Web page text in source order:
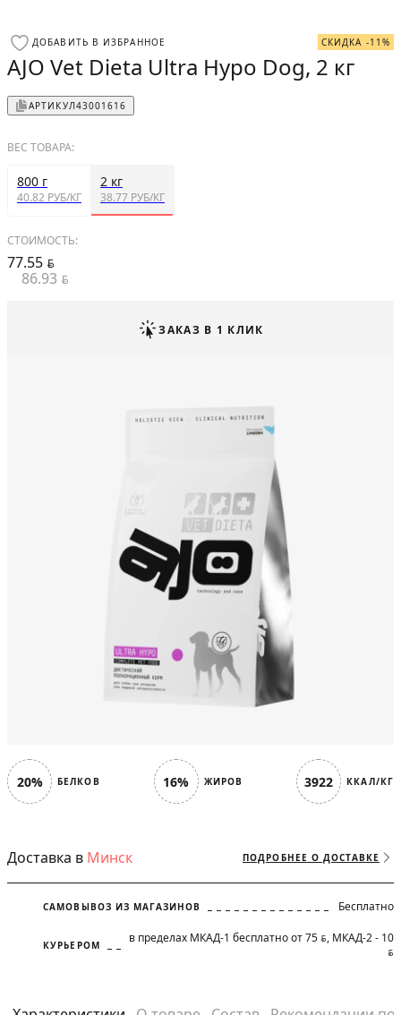
20% БЕЛКОВ 16% ЖИРОВ 3922 ККАЛ/КГ
Доставка в Минск ПОДРОБНЕЕ О ДОСТАВКЕ
САМОВЫВОЗ ИЗ МАГАЗИНОВ Бесплатно
КУРЬЕРОМ в пределах МКАД-1 бесплатно от 75 BYN, МКАД-2 - 10
BYN
ДОБАВИТЬ В ИЗБРАННОЕ СКИДКА -11%
AJO Vet Dieta Ultra Hypo Dog, 2 кг
АРТИКУЛ43001616
ВЕС ТОВАРА:
800 г
40.82 РУБ/КГ
2 кг
38.77 РУБ/КГ
СТОИМОСТЬ:
77.55 BYN
86.93 BYN
ЗАКАЗ В 1 КЛИК